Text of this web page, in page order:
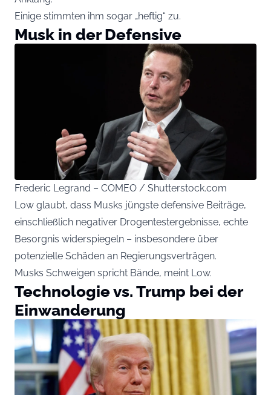
Einige stimmten ihm sogar „heftig“ zu.
Musk in der Defensive
Frederic Legrand – COMEO / Shutterstock.com
Low glaubt, dass Musks jüngste defensive Beiträge,
einschließlich negativer Drogentestergebnisse, echte
Besorgnis widerspiegeln – insbesondere über
potenzielle Schäden an Regierungsverträgen.
Musks Schweigen spricht Bände, meint Low.
Technologie vs. Trump bei der
Einwanderung